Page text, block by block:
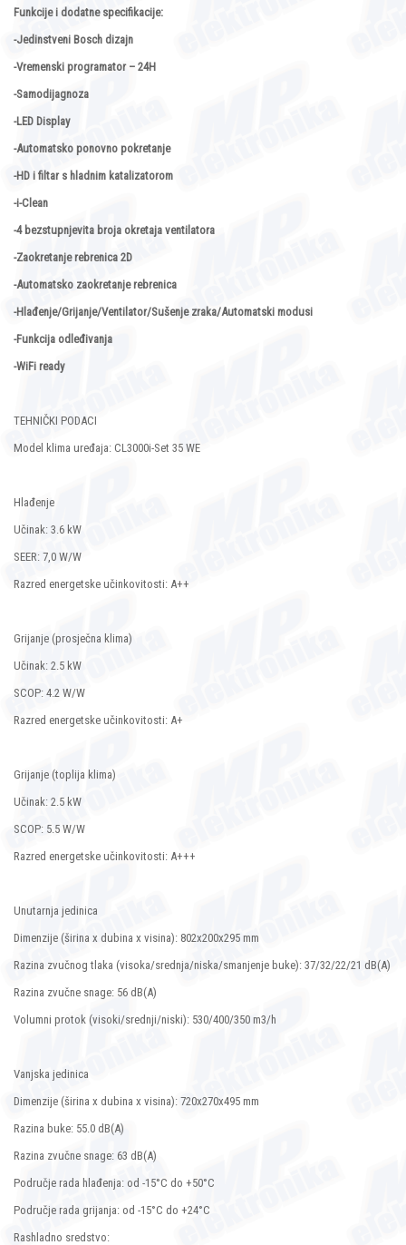
Funkcije i dodatne specifikacije:
-Jedinstveni Bosch dizajn
-Vremenski programator – 24H
-Samodijagnoza
-LED Display
-Automatsko ponovno pokretanje
-HD i filtar s hladnim katalizatorom
-i-Clean
-4 bezstupnjevita broja okretaja ventilatora
-Zaokretanje rebrenica 2D
-Automatsko zaokretanje rebrenica
-Hlađenje/Grijanje/Ventilator/Sušenje zraka/Automatski modusi
-Funkcija odleđivanja
-WiFi ready
TEHNIČKI PODACI
Model klima uređaja: CL3000i-Set 35 WE
Hlađenje
Učinak: 3.6 kW
SEER: 7,0 W/W
Razred energetske učinkovitosti: A++
Grijanje (prosječna klima)
Učinak: 2.5 kW
SCOP: 4.2 W/W
Razred energetske učinkovitosti: A+
Grijanje (toplija klima)
Učinak: 2.5 kW
SCOP: 5.5 W/W
Razred energetske učinkovitosti: A+++
Unutarnja jedinica
Dimenzije (širina x dubina x visina): 802x200x295 mm
Razina zvučnog tlaka (visoka/srednja/niska/smanjenje buke): 37/32/22/21 dB(A)
Razina zvučne snage: 56 dB(A)
Volumni protok (visoki/srednji/niski): 530/400/350 m3/h
Vanjska jedinica
Dimenzije (širina x dubina x visina): 720x270x495 mm
Razina buke: 55.0 dB(A)
Razina zvučne snage: 63 dB(A)
Područje rada hlađenja: od -15°C do +50°C
Područje rada grijanja: od -15°C do +24°C
Rashladno sredstvo: